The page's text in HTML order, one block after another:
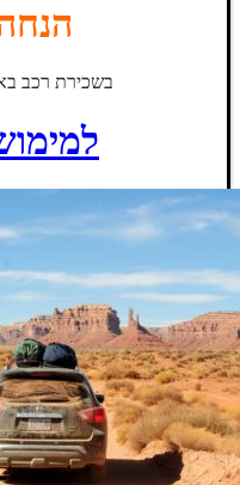
הנחה
בשכירת רכב